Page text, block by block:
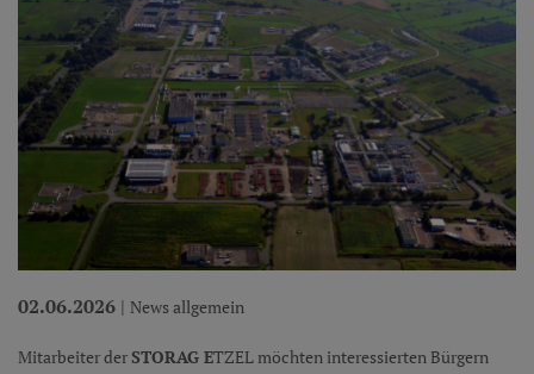
02.06.2026 | News allgemein
Mitarbeiter derSTORAG ETZEL möchten interessierten Bürgern